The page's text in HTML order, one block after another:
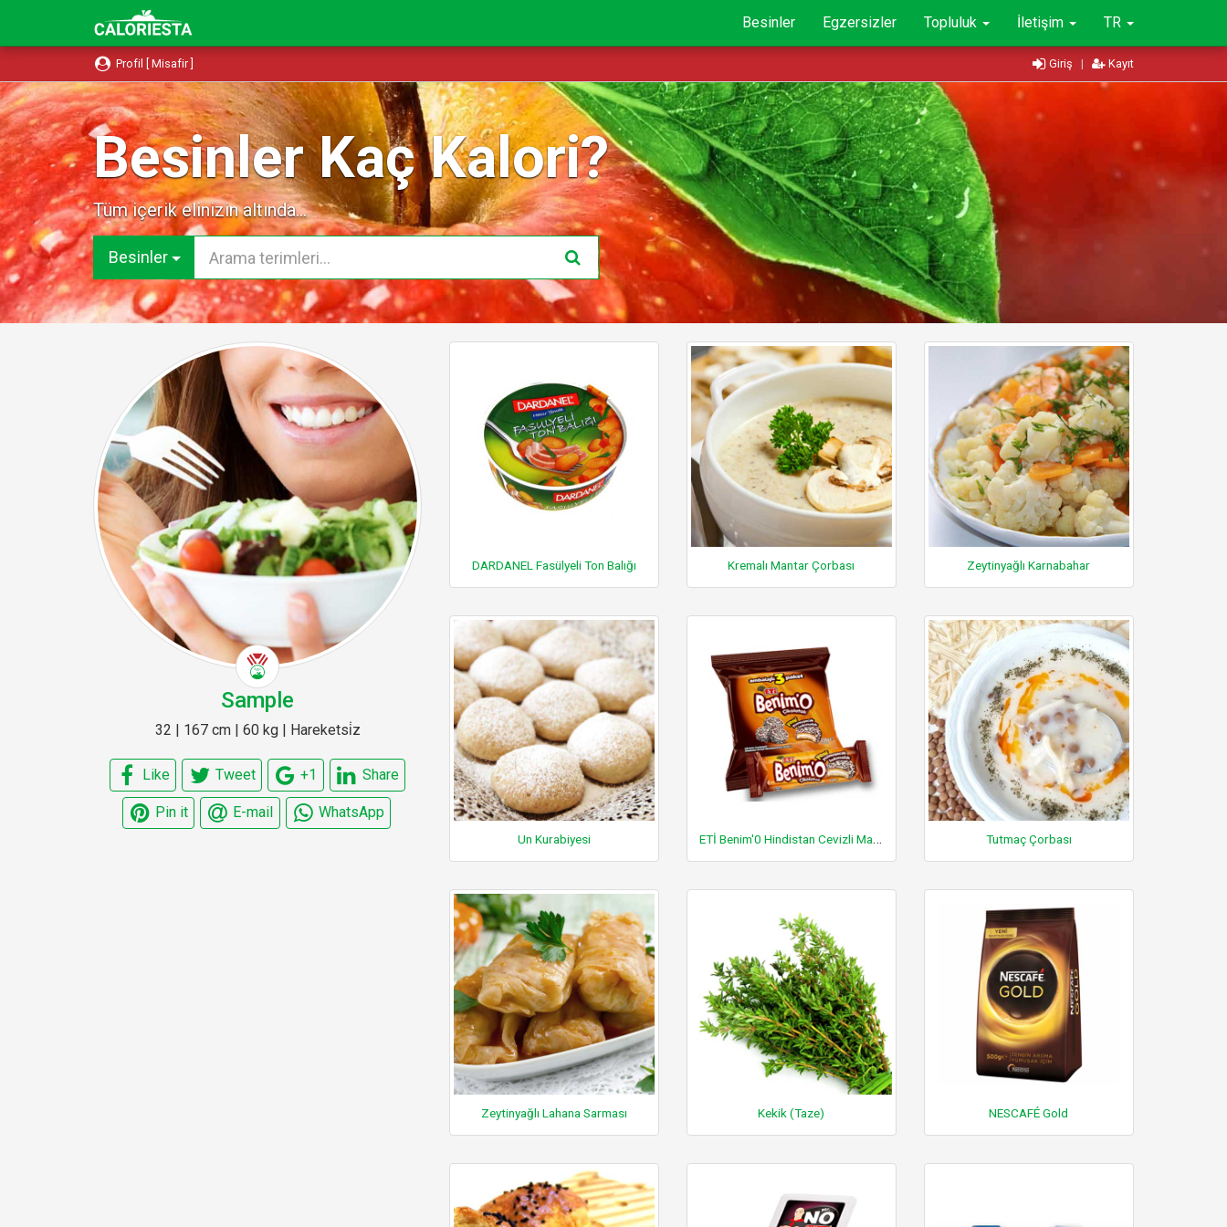
Besinler Egzersizler Topluluk İletişim TR
Profil [ Misafir ] Giriş | Kayıt
Besinler Kaç Kalori?
Tüm içerik elinizin altında...
Besinler
Sample
32 | 167 cm | 60 kg | Hareketsi̇z
Like Tweet +1 Share
Pin it E-mail WhatsApp
DARDANEL Fasülyeli Ton Balığı Kremalı Mantar Çorbası Zeytinyağlı Karnabahar
Un Kurabiyesi ETİ Benim'0 Hindistan Cevizli Marshmallowlu Bisküvi Tutmaç Çorbası
Zeytinyağlı Lahana Sarması Kekik (Taze) NESCAFÉ Gold